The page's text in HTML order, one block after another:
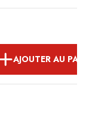
AJOUTER AU